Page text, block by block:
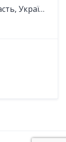
Автоколонна, Чернігівська область, Україна